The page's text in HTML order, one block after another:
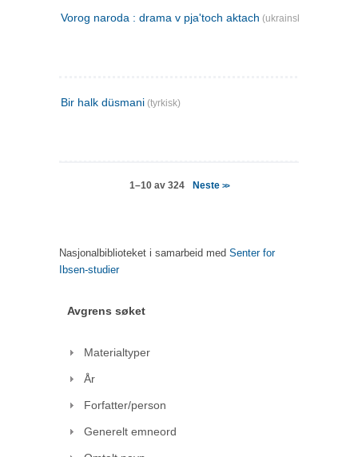
Vorog naroda : drama v pja'toch aktach (ukrainsk)
Bir halk düsmani (tyrkisk)
1–10 av 324 Neste >>
Nasjonalbiblioteket i samarbeid med Senter for
Ibsen-studier
Avgrens søket
Materialtyper
År
Forfatter/person
Generelt emneord